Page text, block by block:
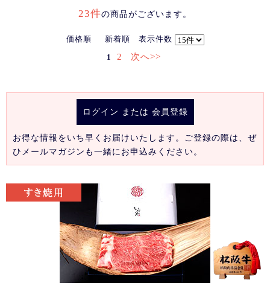
23件の商品がございます。
価格順 新着順 表示件数
1 2 次へ>>
ログイン または 会員登録
お得な情報をいち早くお届けいたします。ご登録の際は、ぜ
ひメールマガジンも一緒にお申込みください。